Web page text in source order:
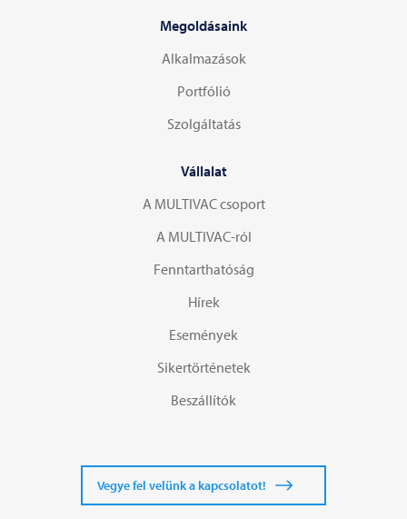
Megoldásaink
Alkalmazások
Portfólió
Szolgáltatás
Vállalat
A MULTIVAC csoport
A MULTIVAC-ról
Fenntarthatóság
Hírek
Események
Sikertörténetek
Beszállítók
Vegye fel velünk a kapcsolatot!